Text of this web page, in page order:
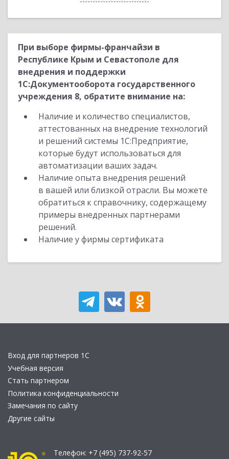
При выборе фирмы-франчайзи в
Республике Крым и Севастополе для
внедрения и поддержки
1С:Документооборота государственного
учреждения 8, обратите внимание на:
Наличие и количество специалистов,
аттестованных на внедрение технологий
и решений системы 1С:Предприятие,
которые будут использоваться для
автоматизации ваших задач.
Наличие опыта внедрения решений
в вашей или близкой отрасли. Вы можете
обратиться к справочнику, содержащему
примеры внедренных партнерами
решений.
Наличие у фирмы сертификата
Вход для партнеров 1С
Учебная версия
Стать партнером
Политика конфиденциальности
Замечания по сайту
Другие сайты
Телефон: +7 (495) 737-92-57